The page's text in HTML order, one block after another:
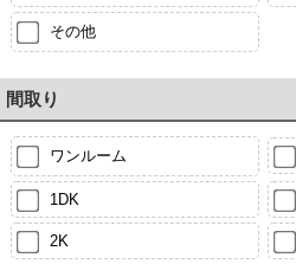
その他
間取り
ワンルーム
1DK
2K